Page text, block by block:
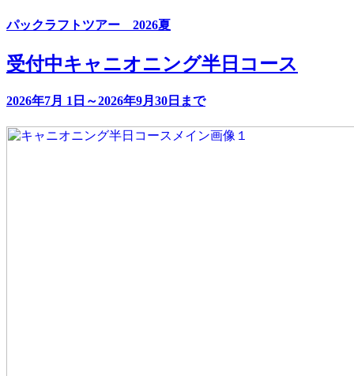
パックラフトツアー 2026夏
受付中キャニオニング半日コース
2026年7月 1日～2026年9月30日まで